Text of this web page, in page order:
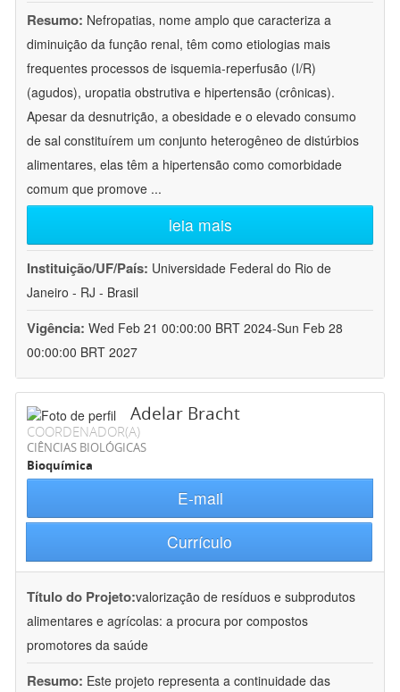
Resumo: Nefropatias, nome amplo que caracteriza a
diminuição da função renal, têm como etiologias mais
frequentes processos de isquemia-reperfusão (I/R)
(agudos), uropatia obstrutiva e hipertensão (crônicas).
Apesar da desnutrição, a obesidade e o elevado consumo
de sal constituírem um conjunto heterogêneo de distúrbios
alimentares, elas têm a hipertensão como comorbidade
comum que promove ...
leia mais
Instituição/UF/País: Universidade Federal do Rio de
Janeiro - RJ - Brasil
Vigência: Wed Feb 21 00:00:00 BRT 2024-Sun Feb 28
00:00:00 BRT 2027
Adelar Bracht
COORDENADOR(A)
CIÊNCIAS BIOLÓGICAS
Bioquímica
E-mail
Currículo
Título do Projeto:valorização de resíduos e subprodutos
alimentares e agrícolas: a procura por compostos
promotores da saúde
Resumo: Este projeto representa a continuidade das